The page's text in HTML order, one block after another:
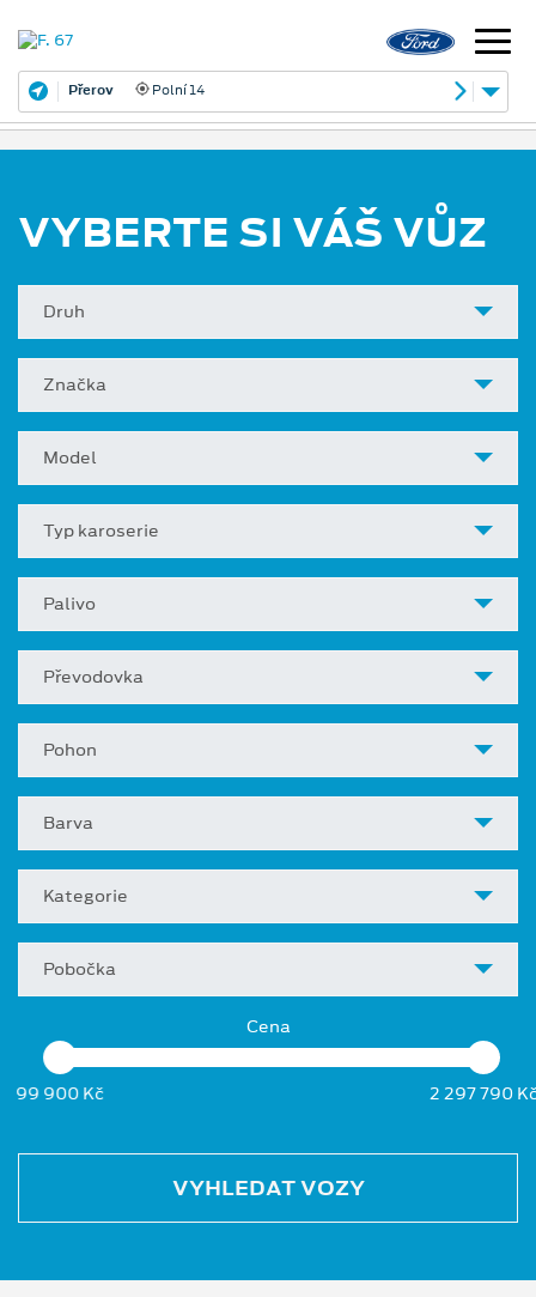
Přerov Polní 14
VYBERTE SI VÁŠ VŮZ
Druh
Značka
Model
Typ karoserie
Palivo
Převodovka
Pohon
Barva
Kategorie
Pobočka
Cena
99 900 Kč 2 297 790
VYHLEDAT VOZY